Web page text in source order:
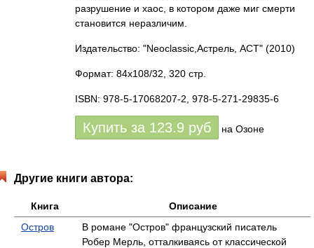
разрушение и хаос, в котором даже миг смерти
становится неразличим.
Издательство: "Neoclassic,Астрель, АСТ" (2010)
Формат: 84x108/32, 320 стр.
ISBN: 978-5-17068207-2, 978-5-271-29835-6
Купить за 123.9 руб на Озоне
Другие книги автора:
Книга
Описание
Остров
В романе "Остров" французский писатель
Робер Мерль, отталкиваясь от классической